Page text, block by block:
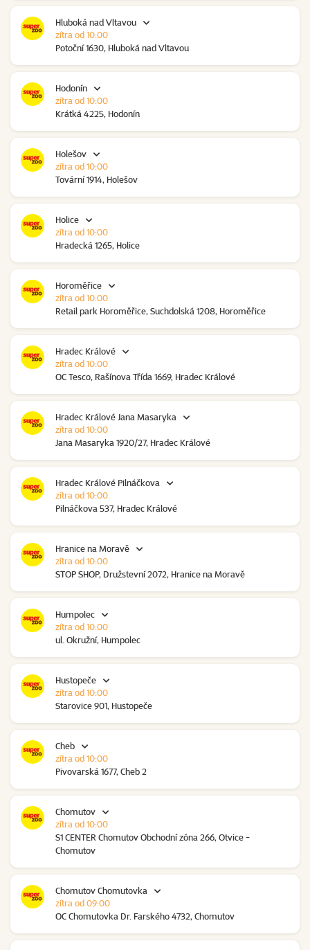
Hluboká nad Vltavou
Potoční 1630, Hluboká nad Vltavou
zítra od 10:00
Hodonín
Krátká 4225, Hodonín
zítra od 10:00
Holešov
Tovární 1914, Holešov
zítra od 10:00
Holice
Hradecká 1265, Holice
zítra od 10:00
Horoměřice
Retail park Horoměřice, Suchdolská 1208, Horoměřice
zítra od 10:00
Hradec Králové
OC Tesco, Rašínova Třída 1669, Hradec Králové
zítra od 10:00
Hradec Králové Jana Masaryka
Jana Masaryka 1920/27, Hradec Králové
zítra od 10:00
Hradec Králové Pilnáčkova
Pilnáčkova 537, Hradec Králové
zítra od 10:00
Hranice na Moravě
STOP SHOP, Družstevní 2072, Hranice na Moravě
zítra od 10:00
Humpolec
ul. Okružní, Humpolec
zítra od 10:00
Hustopeče
Starovice 901, Hustopeče
zítra od 10:00
Cheb
Pivovarská 1677, Cheb 2
zítra od 10:00
Chomutov
S1 CENTER Chomutov Obchodní zóna 266, Otvice -
Chomutov
zítra od 10:00
Chomutov Chomutovka
OC Chomutovka Dr. Farského 4732, Chomutov
zítra od 09:00